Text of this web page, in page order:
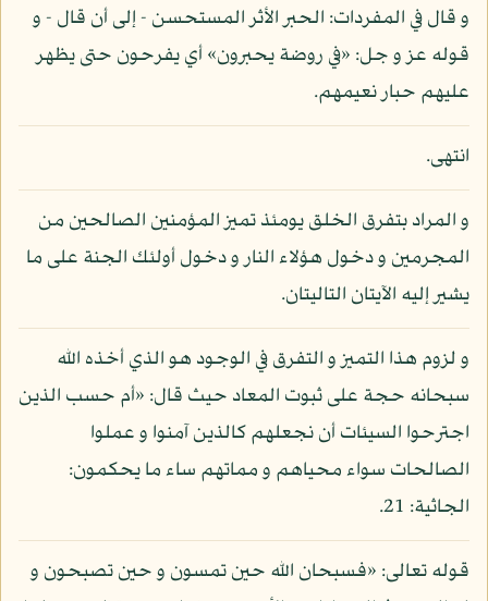
و قال في المفردات: الحبر الأثر المستحسن - إلى أن قال - و
قوله عز و جل: «في روضة يحبرون» أي يفرحون حتى يظهر
عليهم حبار نعيمهم.
انتهى.
و المراد بتفرق الخلق يومئذ تميز المؤمنين الصالحين من
المجرمين و دخول هؤلاء النار و دخول أولئك الجنة على ما
يشير إليه الآيتان التاليتان.
و لزوم هذا التميز و التفرق في الوجود هو الذي أخذه الله
سبحانه حجة على ثبوت المعاد حيث قال: «أم حسب الذين
اجترحوا السيئات أن نجعلهم كالذين آمنوا و عملوا
الصالحات سواء محياهم و مماتهم ساء ما يحكمون:
الجاثية: 21.
قوله تعالى: «فسبحان الله حين تمسون و حين تصبحون و